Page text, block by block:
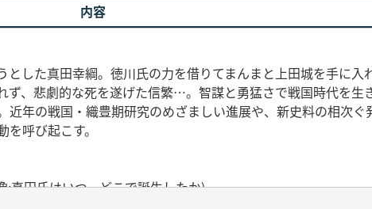
内容
した真田幸綱。徳川氏の力を借りてまんまと上田城を手に入
ず、悲劇的な死を遂げた信繁…。智謀と勇猛さで戦国時代を生
年の戦国・織豊期研究のめざましい進展や、新史料の相次ぐ
呼び起こす。
田氏はいつ、どこで誕生したか)